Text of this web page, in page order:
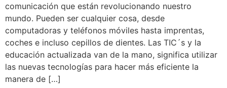
comunicación que están revolucionando nuestro
mundo. Pueden ser cualquier cosa, desde
computadoras y teléfonos móviles hasta imprentas,
coches e incluso cepillos de dientes. Las TIC´s y la
educación actualizada van de la mano, significa utilizar
las nuevas tecnologías para hacer más eficiente la
manera de […]